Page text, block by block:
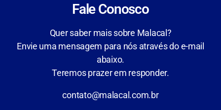
Fale Conosco
Quer saber mais sobre Malacal?
Envie uma mensagem para nós através do e-mail
abaixo.
Teremos prazer em responder.
contato@malacal.com.br